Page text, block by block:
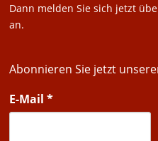
Dann melden Sie sich jetzt
an.
Abonnieren Sie jetzt
E-Mail*